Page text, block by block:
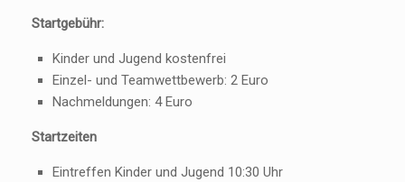
Startgebühr:
Kinder und Jugend kostenfrei
Einzel- und Teamwettbewerb: 2 Euro
Nachmeldungen: 4 Euro
Startzeiten
Eintreffen Kinder und Jugend 10:30 Uhr